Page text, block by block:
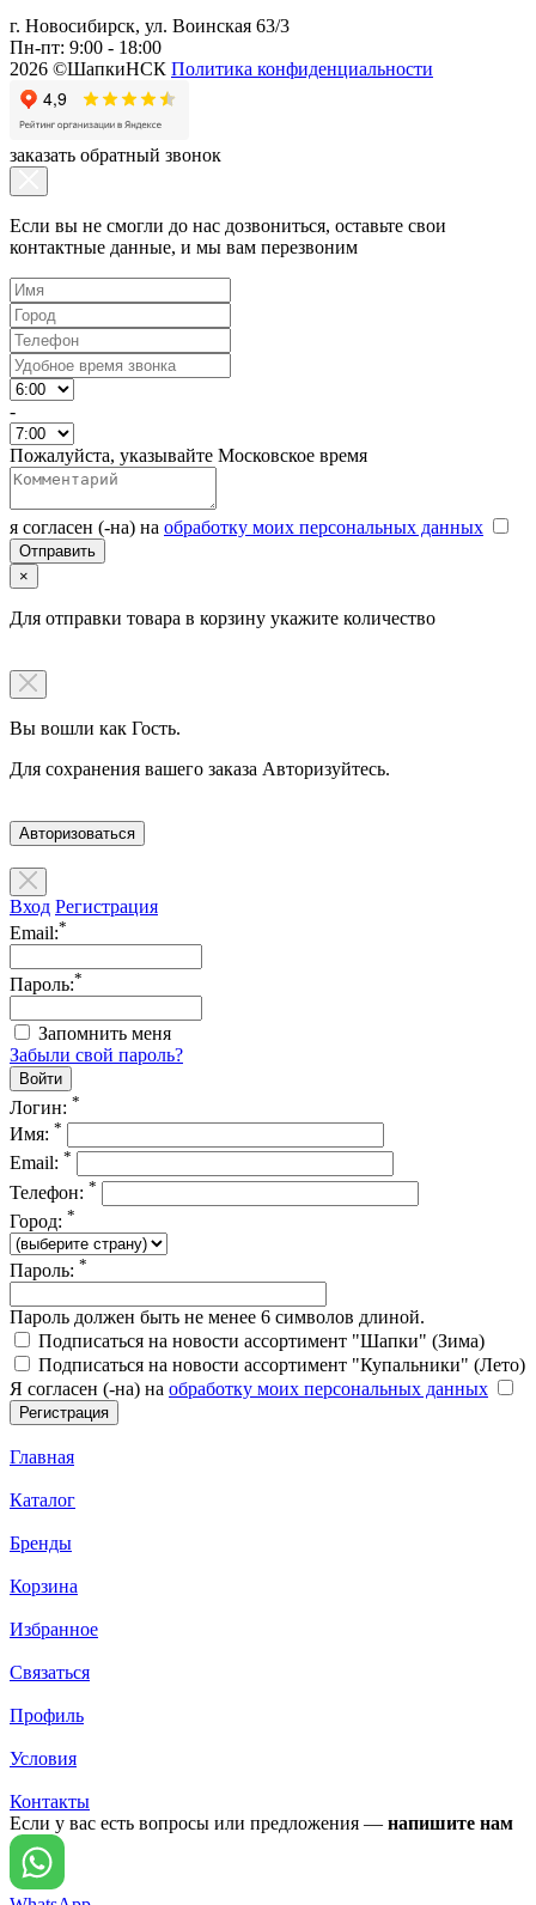
г. Новосибирск, ул. Воинская 63/3
Пн-пт: 9:00 - 18:00
2026 ©ШапкиНСК Политика конфиденциальности
заказать обратный звонок
Если вы не смогли до нас дозвониться, оставьте свои
контактные данные, и мы вам перезвоним
-
Пожалуйста, указывайте Московское время
я согласен (-на) на обработку моих персональных данных
×
Для отправки товара в корзину укажите количество
Вы вошли как Гость.
Для сохранения вашего заказа Авторизуйтесь.
Авторизоваться
Вход Регистрация
Email:*
Пароль:*
Запомнить меня
Забыли свой пароль?
Логин: *
Имя: *
Email: *
Телефон: *
Город: *
Пароль: *
Пароль должен быть не менее 6 символов длиной.
Подписаться на новости ассортимент "Шапки" (Зима)
Подписаться на новости ассортимент "Купальники" (Лето)
Я согласен (-на) на обработку моих персональных данных
Главная
Каталог
Бренды
Корзина
Избранное
Связаться
Профиль
Условия
Контакты
Если у вас есть вопросы или предложения — напишите нам